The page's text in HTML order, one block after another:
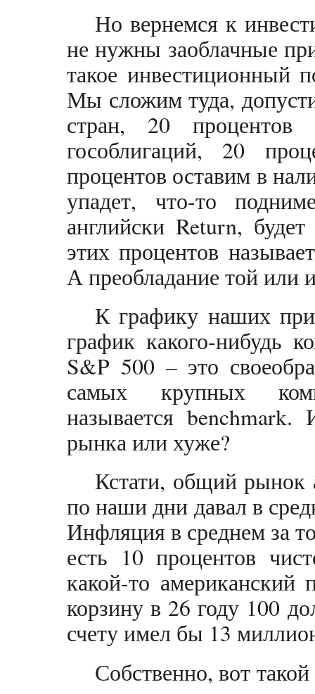
Но вернемся к
не нужны заоблачные
такое инвестиционный
Мы сложим туда,
стран, 20 процентов
гособлигаций, 20
процентов оставим в
упадет, что-то
английски Return,
этих процентов
А преобладание той или
К графику наших
график какого-нибудь
S&P 500 – это
самых крупных
называется
рынка или хуже?
Кстати, общий рынок
по наши дни давал в
Инфляция в среднем за
есть 10 процентов
какой-то
корзину в 26 году 100
счету имел бы 13
Собственно, вот